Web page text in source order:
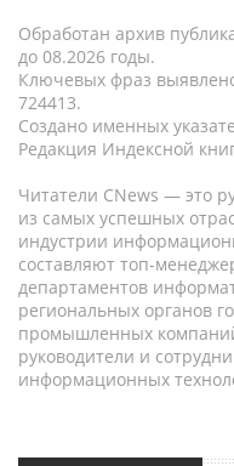
Обработан архив
до 08.2026 годы.
Ключевых фраз
724413.
Создано именных
Редакция Индексной
Читатели CNews — это
из самых успешных
индустрии
составляют топ-
департаментов
региональных органов
промышленных
руководители и
информационных